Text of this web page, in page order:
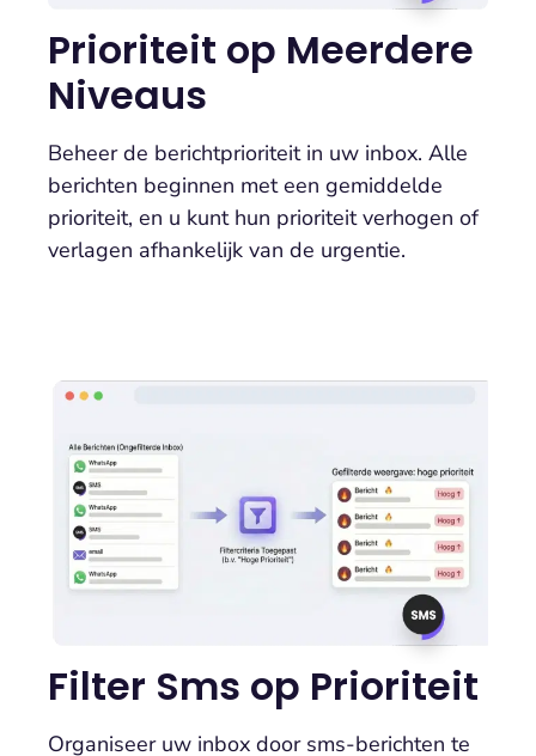
Prioriteit op Meerdere
Niveaus
Beheer de berichtprioriteit in uw inbox. Alle
berichten beginnen met een gemiddelde
prioriteit, en u kunt hun prioriteit verhogen of
verlagen afhankelijk van de urgentie.
Filter Sms op Prioriteit
Organiseer uw inbox door sms-berichten te